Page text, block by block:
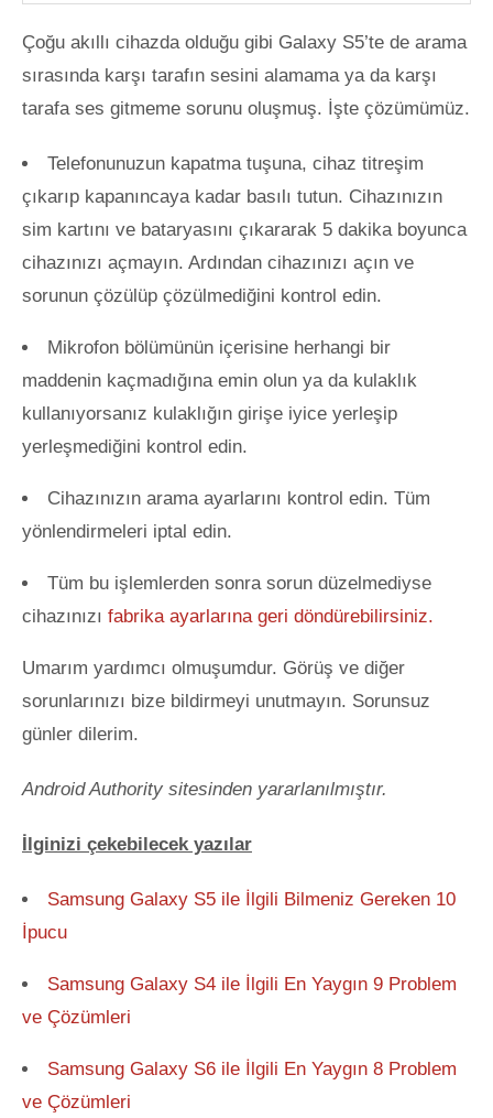
Çoğu akıllı cihazda olduğu gibi Galaxy S5’te de arama
sırasında karşı tarafın sesini alamama ya da karşı
tarafa ses gitmeme sorunu oluşmuş. İşte çözümümüz.
Telefonunuzun kapatma tuşuna, cihaz titreşim
çıkarıp kapanıncaya kadar basılı tutun. Cihazınızın
sim kartını ve bataryasını çıkararak 5 dakika boyunca
cihazınızı açmayın. Ardından cihazınızı açın ve
sorunun çözülüp çözülmediğini kontrol edin.
Mikrofon bölümünün içerisine herhangi bir
maddenin kaçmadığına emin olun ya da kulaklık
kullanıyorsanız kulaklığın girişe iyice yerleşip
yerleşmediğini kontrol edin.
Cihazınızın arama ayarlarını kontrol edin. Tüm
yönlendirmeleri iptal edin.
Tüm bu işlemlerden sonra sorun düzelmediyse
cihazınızı fabrika ayarlarına geri döndürebilirsiniz.
Umarım yardımcı olmuşumdur. Görüş ve diğer
sorunlarınızı bize bildirmeyi unutmayın. Sorunsuz
günler dilerim.
Android Authority sitesinden yararlanılmıştır.
İlginizi çekebilecek yazılar
Samsung Galaxy S5 ile İlgili Bilmeniz Gereken 10
İpucu
Samsung Galaxy S4 ile İlgili En Yaygın 9 Problem
ve Çözümleri
Samsung Galaxy S6 ile İlgili En Yaygın 8 Problem
ve Çözümleri